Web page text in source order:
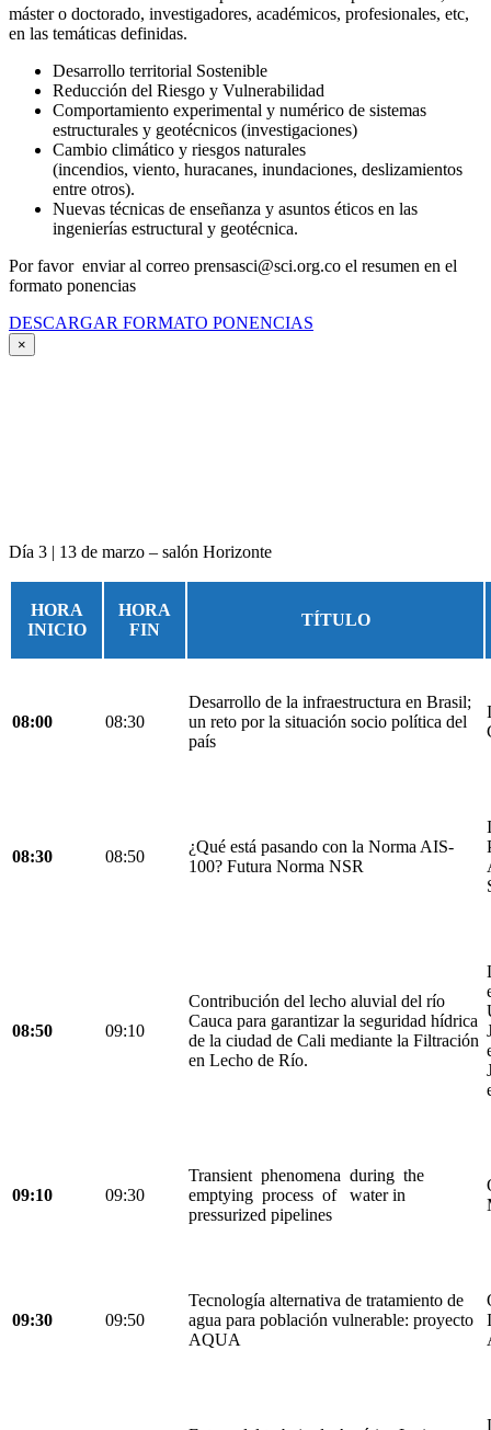
máster o doctorado, investigadores, académicos, profesionales, etc,
en las temáticas definidas.
Desarrollo territorial Sostenible
Reducción del Riesgo y Vulnerabilidad
Comportamiento experimental y numérico de sistemas
estructurales y geotécnicos (investigaciones)
Cambio climático y riesgos naturales
(incendios, viento, huracanes, inundaciones, deslizamientos
entre otros).
Nuevas técnicas de enseñanza y asuntos éticos en las
ingenierías estructural y geotécnica.
Por favor enviar al correo prensasci@sci.org.co el resumen en el
formato ponencias
DESCARGAR FORMATO PONENCIAS
×
Día 3 | 13 de marzo – salón Horizonte
HORA
INICIO
HORA
FIN
TÍTULO
08:00 08:30
Desarrollo de la infraestructura en Brasil;
un reto por la situación socio política del
país
08:30 08:50
¿Qué está pasando con la Norma AIS-
100? Futura Norma NSR
08:50 09:10
Contribución del lecho aluvial del río
Cauca para garantizar la seguridad hídrica
de la ciudad de Cali mediante la Filtración
en Lecho de Río.
09:10 09:30
Transient phenomena during the
emptying process of water in
pressurized pipelines
09:30 09:50
Tecnología alternativa de tratamiento de
agua para población vulnerable: proyecto
AQUA